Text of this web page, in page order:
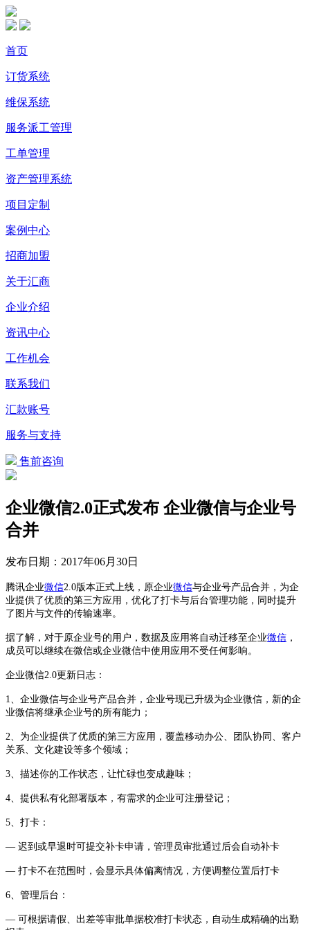
首页
订货系统
维保系统
服务派工管理
工单管理
资产管理系统
项目定制
案例中心
招商加盟
关于汇商
企业介绍
资讯中心
工作机会
联系我们
汇款账号
服务与支持
售前咨询
企业微信2.0正式发布 企业微信与企业号
合并
发布日期： 2017年06月30日
腾讯企业微信2.0版本正式上线，原企业微信与企业号产品合并，为企
业提供了优质的第三方应用，优化了打卡与后台管理功能，同时提升
了图片与文件的传输速率。
据了解，对于原企业号的用户，数据及应用将自动迁移至企业微信 ，
成员可以继续在微信或企业微信中使用应用不受任何影响。
企业微信2.0更新日志：
1、企业微信与企业号产品合并，企业号现已升级为企业微信，新的企
业微信将继承企业号的所有能力；
2、为企业提供了优质的第三方应用，覆盖移动办公、团队协同、客户
关系、文化建设等多个领域；
3、描述你的工作状态，让忙碌也变成趣味；
4、提供私有化部署版本，有需求的企业可注册登记；
5、打卡：
— 迟到或早退时可提交补卡申请，管理员审批通过后会自动补卡
— 打卡不在范围时，会显示具体偏离情况，方便调整位置后打卡
6、管理后台：
— 可根据请假、出差等审批单据校准打卡状态，自动生成精确的出勤